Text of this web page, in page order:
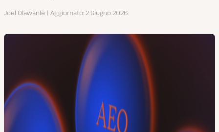
Autore
Joel Olawanle Aggiornato 2 Giugno 2026